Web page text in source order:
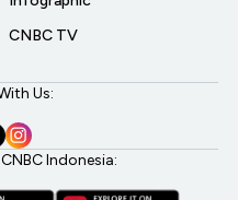
CNBC TV
Us:
Indonesia: